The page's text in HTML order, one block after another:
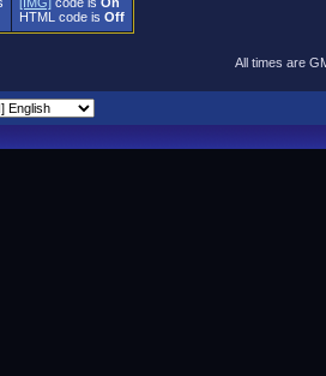
HTML code is Off
All times are